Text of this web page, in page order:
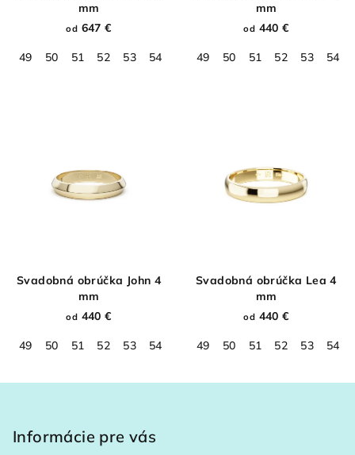
mm
od 647 €
49 50 51 52 53 54 56 57 58 59 60 61
mm
od 440 €
49 50 51 52 53 54
Svadobná obrúčka John 4
mm
od 440 €
49 50 51 52 53 54 56 57 58 59 60 61
Svadobná obrúčka Lea 4
mm
od 440 €
49 50 51 52 53 54
Informácie pre vás